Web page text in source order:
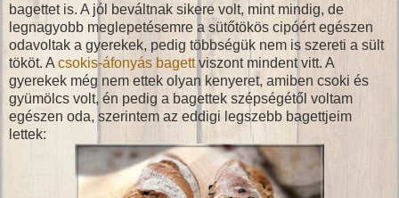
bagettet is. A jól beváltnak sikere volt, mint mindig, de
legnagyobb meglepetésemre a sütőtökös cipóért egészen
odavoltak a gyerekek, pedig többségük nem is szereti a sült
tököt. A csokis-áfonyás bagettviszont mindent vitt. A
gyerekek még nem ettek olyan kenyeret, amiben csoki és
gyümölcs volt, én pedig a bagettek szépségétől voltam
egészen oda, szerintem az eddigi legszebb bagettjeim
lettek: